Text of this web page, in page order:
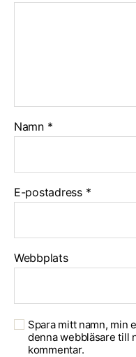
Namn *
E-postadress *
Webbplats
Spara mitt namn, min
denna webbläsare till
kommentar.